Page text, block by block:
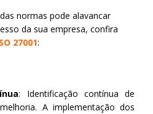
normas pode alavancar
da sua empresa, confira
27001:
: Identificação contínua de
A implementação dos